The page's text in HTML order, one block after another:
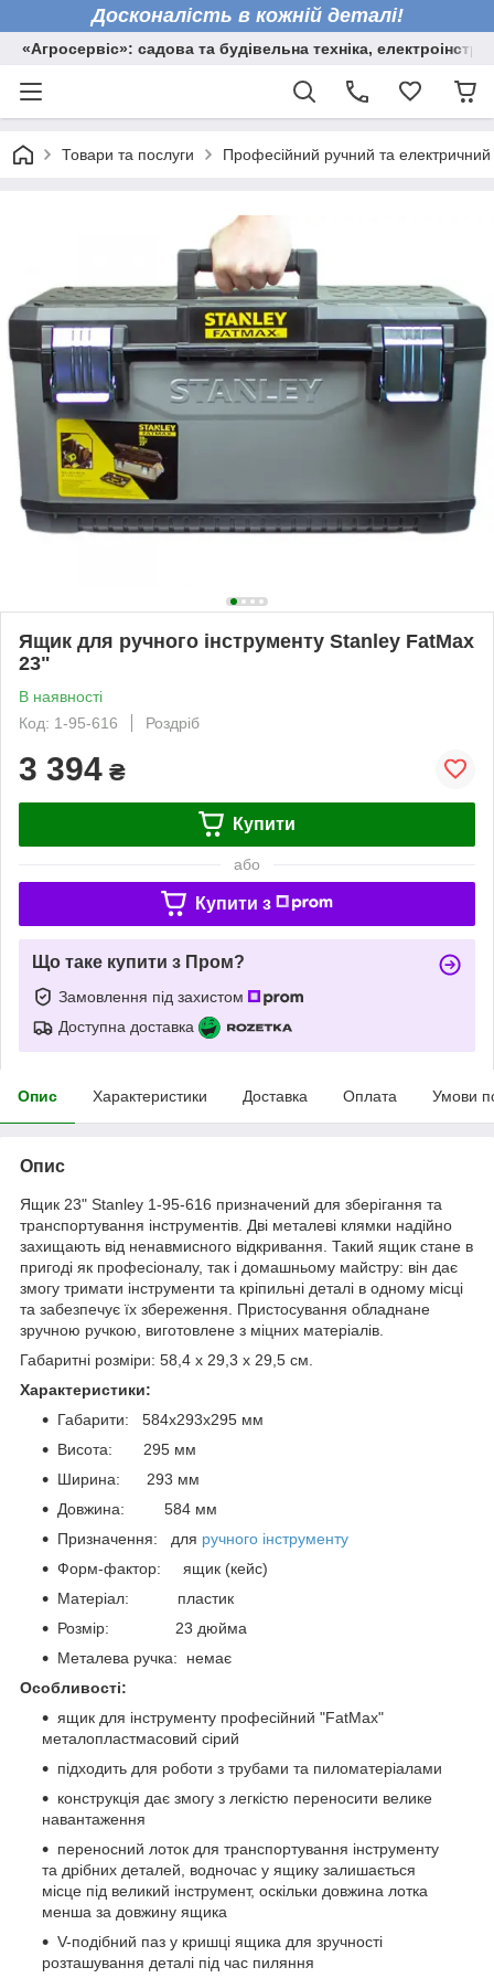
Досконалість в кожній деталі!
«Агросервіс»: садова та будівельна техніка,
Товари та послуги Професійний ручний та електричний
Ящик для ручного інструменту Stanley FatMax
23"
В наявності
Код: 1-95-616
Роздріб
3 394 ₴
Купити
або
Купити з
Що таке купити з Пром?
Замовлення під захистом
Доступна доставка
Опис Характеристики Доставка Оплата Умови
Опис
Ящик 23" Stanley 1-95-616 призначений для зберігання та
транспортування інструментів. Дві металеві клямки надійно
захищають від ненавмисного відкривання. Такий ящик стане в
пригоді як професіоналу, так і домашньому майстру: він дає
змогу тримати інструменти та кріпильні деталі в одному місці
та забезпечує їх збереження. Пристосування обладнане
зручною ручкою, виготовлене з міцних матеріалів.
Габаритні розміри: 58,4 х 29,3 х 29,5 см.
Характеристики:
Габарити: 584х293х295 мм
Висота: 295 мм
Ширина: 293 мм
Довжина: 584 мм
Призначення: для ручного інструменту
Форм-фактор: ящик (кейс)
Матеріал: пластик
Розмір: 23 дюйма
Металева ручка: немає
Особливості:
ящик для інструменту професійний "FatMax"
металопластмасовий сірий
підходить для роботи з трубами та пиломатеріалами
конструкція дає змогу з легкістю переносити велике
навантаження
переносний лоток для транспортування інструменту
та дрібних деталей, водночас у ящику залишається
місце під великий інструмент, оскільки довжина лотка
менша за довжину ящика
V-подібний паз у кришці ящика для зручності
розташування деталі під час пиляння